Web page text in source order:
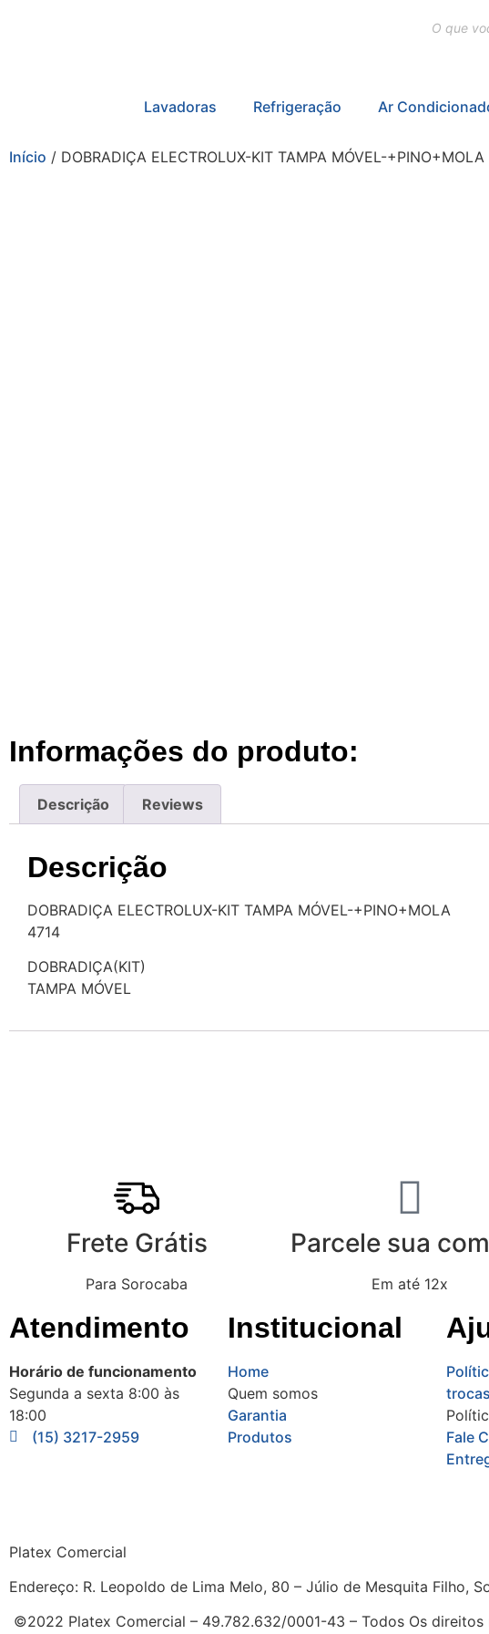
Lavadoras Refrigeração Ar
Início / DOBRADIÇA ELECTROLUX-KIT TAMPA MÓVEL-+PINO+MOLA
Informações do produto:
Descrição Reviews
Descrição
DOBRADIÇA ELECTROLUX-KIT TAMPA MÓVEL-+PINO+MOLA
4714
DOBRADIÇA(KIT)
TAMPA MÓVEL
Frete Grátis
Para Sorocaba
Parcele sua
Em até 12x
Atendimento
Horário de funcionamento
Segunda a sexta 8:00 às
18:00
(15) 3217-2959
Institucional
Home
Quem somos
Garantia
Produtos
trocas
Fale
Platex Comercial
Endereço: R. Leopoldo de Lima Melo, 80 – Júlio de Mesquita Filho,
©2022 Platex Comercial – 49.782.632/0001-43 – Todos Os direitos